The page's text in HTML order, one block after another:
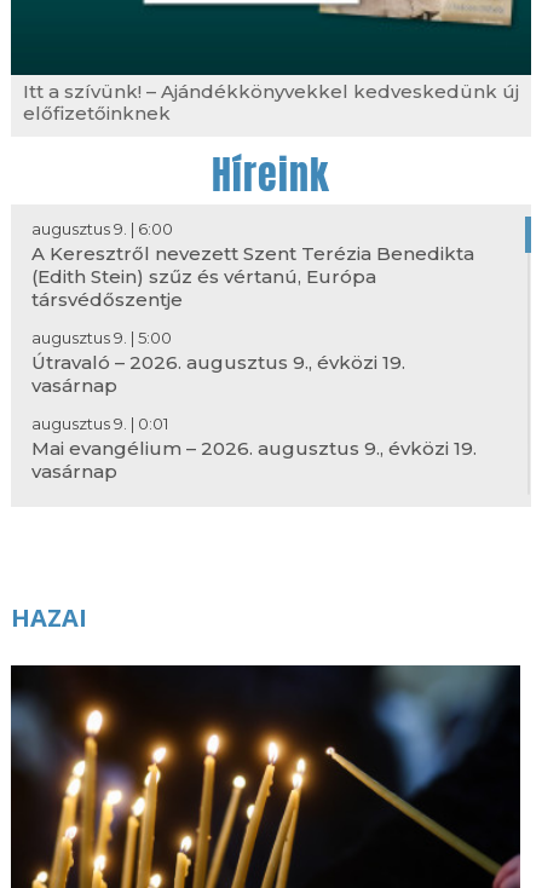
Itt a szívünk! – Ajándékkönyvekkel kedveskedünk új
előfizetőinknek
Híreink
augusztus 9. | 6:00
A Keresztről nevezett Szent Terézia Benedikta
(Edith Stein) szűz és vértanú, Európa
társvédőszentje
augusztus 9. | 5:00
Útravaló – 2026. augusztus 9., évközi 19.
vasárnap
augusztus 9. | 0:01
Mai evangélium – 2026. augusztus 9., évközi 19.
vasárnap
A HÉT VERSE – Arany János: Kozmopolita
Évszázadok üzenete – A felújított esztergomi
Keresztény Múzeum újrarendezett állandó
kiállításáról
augusztus 8. | 19:00
Új jelölt a Pannonhalmi Főapátságban –
Megkezdi szerzetesi útját Gurányi Krisztián
augusztus 8. | 18:20
HAZAI